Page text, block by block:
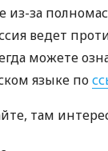
из-за
ведет
можете
языке по
там